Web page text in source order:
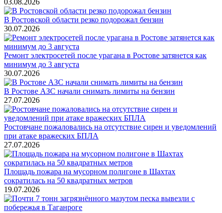
В Ростовской области резко подорожал бензин
30.07.2026
Ремонт электросетей после урагана в Ростове затянется как
минимум до 3 августа
30.07.2026
В Ростове АЗС начали снимать лимиты на бензин
27.07.2026
Ростовчане пожаловались на отсутствие сирен и уведомлений
при атаке вражеских БПЛА
27.07.2026
Площадь пожара на мусорном полигоне в Шахтах
сократилась на 50 квадратных метров
19.07.2026